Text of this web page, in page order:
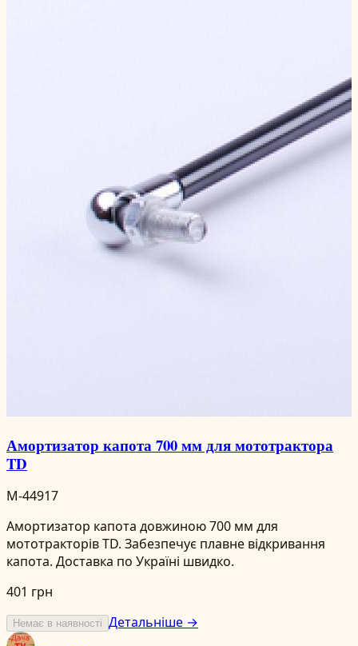
Амортизатор капота 700 мм для мототрактора
TD
M-44917
Амортизатор капота довжиною 700 мм для
мототракторів TD. Забезпечує плавне відкривання
капота. Доставка по Україні швидко.
401 грн
Немає в наявності Детальніше →